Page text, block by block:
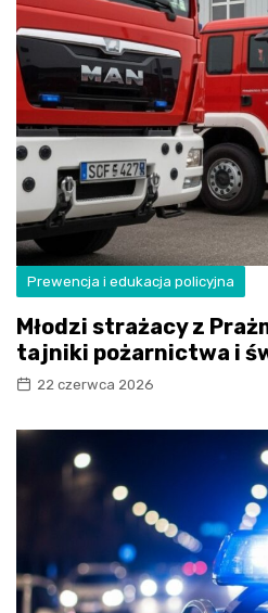
Prewencja i edukacja policyjna
Młodzi strażacy z
tajniki pożarnictwa i
22 czerwca 2026